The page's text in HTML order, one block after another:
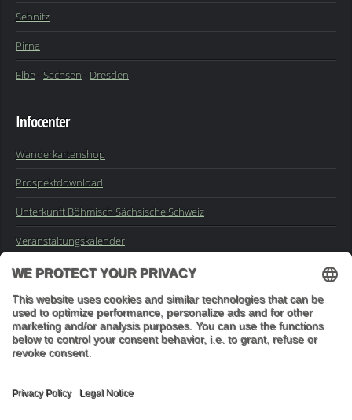
Sebnitz
Pirna
Elbe-Sachsen - Dresden
Infocenter
Wanderkartenshop
Prospektdownload
Unterkunft Böhmisch Sächsische Schweiz
Veranstaltungskalender
Impressum
Buchungsanfrage